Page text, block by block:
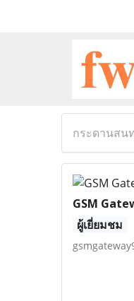
กระดานสน
GSM
ผู้เยี่ยมชม